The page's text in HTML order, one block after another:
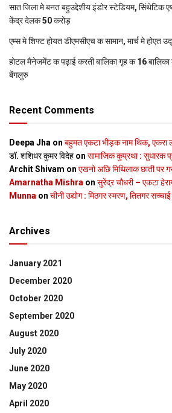
सात जिला मे बनत बहुउद्देशीय इंडोर स्‍टेडि‍यम, सिंथेटिक
केंद्र देलक 50 करोड़
एम्स मे शिफ्ट होयत डीएमसीएच क सामान, मार्च मे होएत
होटल मैनेजमेंट क पढ़ाई करती बालिका गृह क 16
बेंगलुरु
Recent Comments
Deepa Jha on बहुमत एकटा भीड़क नाम थिक, एकरा
डॉ. शशिधर कुमर विदेह on सामाजिक कुप्रथा : सुधारक
Archit Shivam on एखनो अछि मिथिलाक छाती पर
Amarnatha Mishra on सुरेंद्र चौधरी – एकटा
Munna on चीनी उद्योग : मिठगर स्‍मरण, तितगर सच्‍चाई
Archives
January 2021
December 2020
October 2020
September 2020
August 2020
July 2020
June 2020
May 2020
April 2020